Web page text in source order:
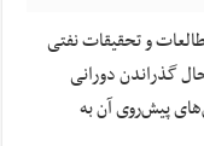
و تحقیقات نفتی
گذراندن دورانی
پیش‌روی آن به